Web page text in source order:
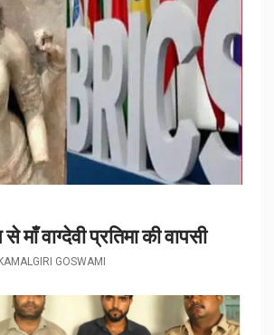
माँ वाग्देवी प्रतिमा की वापसी
GOSWAMI